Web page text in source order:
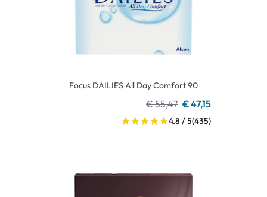
Focus DAILIES All Day Comfort 90
€ 55,47 € 47,15
4.8 / 5(435)